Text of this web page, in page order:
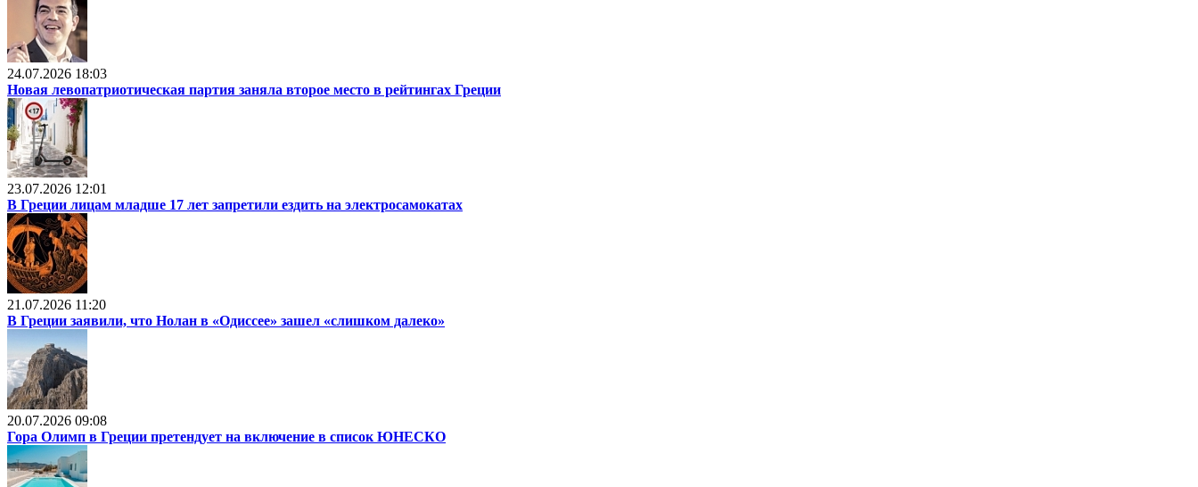
24.07.2026 18:03
Новая левопатриотическая партия заняла второе место в рейтингах Греции
23.07.2026 12:01
В Греции лицам младше 17 лет запретили ездить на электросамокатах
21.07.2026 11:20
В Греции заявили, что Нолан в «Одиссее» зашел «слишком далеко»
20.07.2026 09:08
Гора Олимп в Греции претендует на включение в список ЮНЕСКО